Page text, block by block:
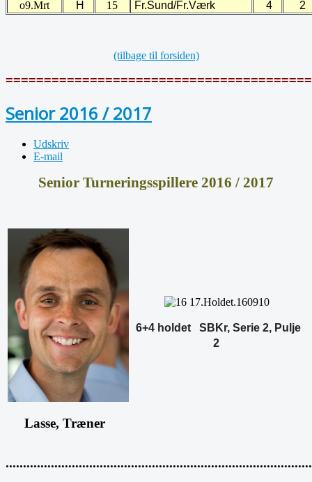
o9.Mrt H 15 Fr.Sund/Fr.Værk 4 2
(tilbage til forsiden)
Senior 2016 / 2017
Udskriv
E-mail
Senior Turneringsspillere 2016 / 2017
Lasse, Træner
6+4 holdet SBKr, Serie 2, Pulje
2